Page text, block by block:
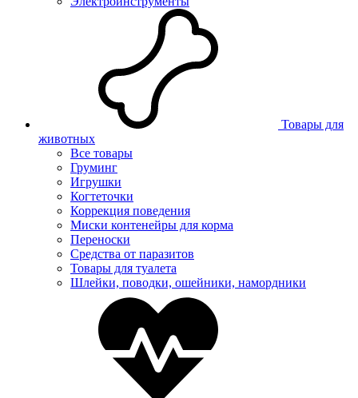
Товары для
животных
Все товары
Груминг
Игрушки
Когтеточки
Коррекция поведения
Миски контенейры для корма
Переноски
Средства от паразитов
Товары для туалета
Шлейки, поводки, ошейники, намордники